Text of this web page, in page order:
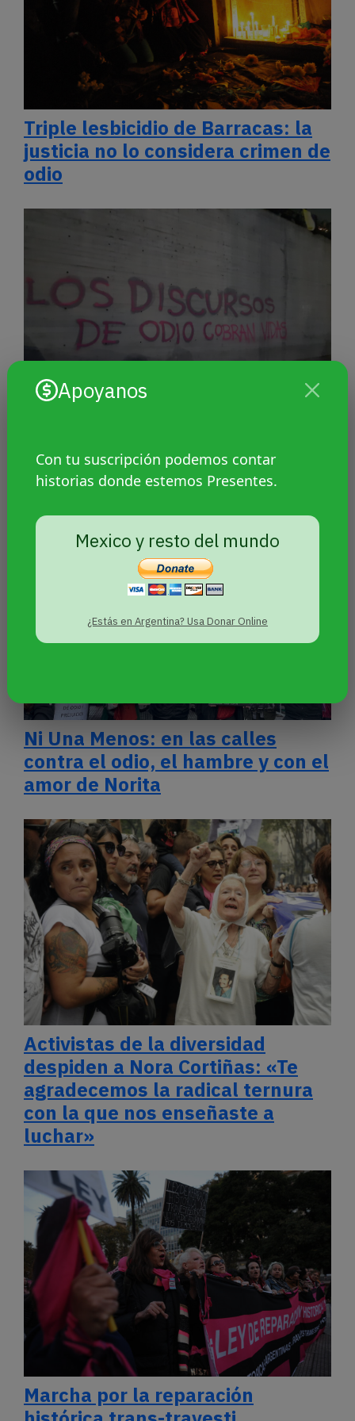
Apoyanos
Con tu suscripción podemos contar
historias donde estemos Presentes.
Mexico y resto del mundo
¿Estás en Argentina? Usa Donar Online
Triple lesbicidio de Barracas: la
justicia no lo considera crimen de
odio
planeaba atentados contra
judíos y personas LGBT
Ni Una Menos: en las calles
contra el odio, el hambre y con el
amor de Norita
Activistas de la diversidad
despiden a Nora Cortiñas: «Te
agradecemos la radical ternura
con la que nos enseñaste a
luchar»
Marcha por la reparación